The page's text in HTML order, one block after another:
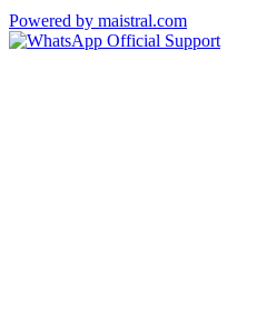
Powered by maistral.com